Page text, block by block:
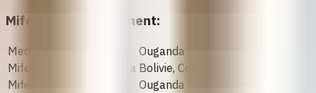
Mifépristone seulement:
Mediprist
Ouganda
Mifepristone LinePharma Bolivie, Colombie
Mifetril
Ouganda